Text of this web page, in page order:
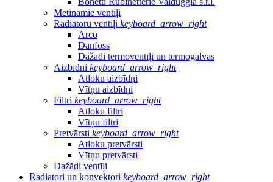
Metināmie ventiļi
Radiatoru ventiļi keyboard_arrow_right
Arco
Danfoss
Dažādi termoventīļi un termogalvas
Aizbīdni keyboard_arrow_right
Atloku aizbīdņi
Vītņu aizbīdņi
Filtri keyboard_arrow_right
Atloku filtri
Vītņu filtri
Pretvārsti keyboard_arrow_right
Atloku pretvārsti
Vītņu pretvārsti
Dažādi ventīļi
Radiatori un konvektori keyboard_arrow_right